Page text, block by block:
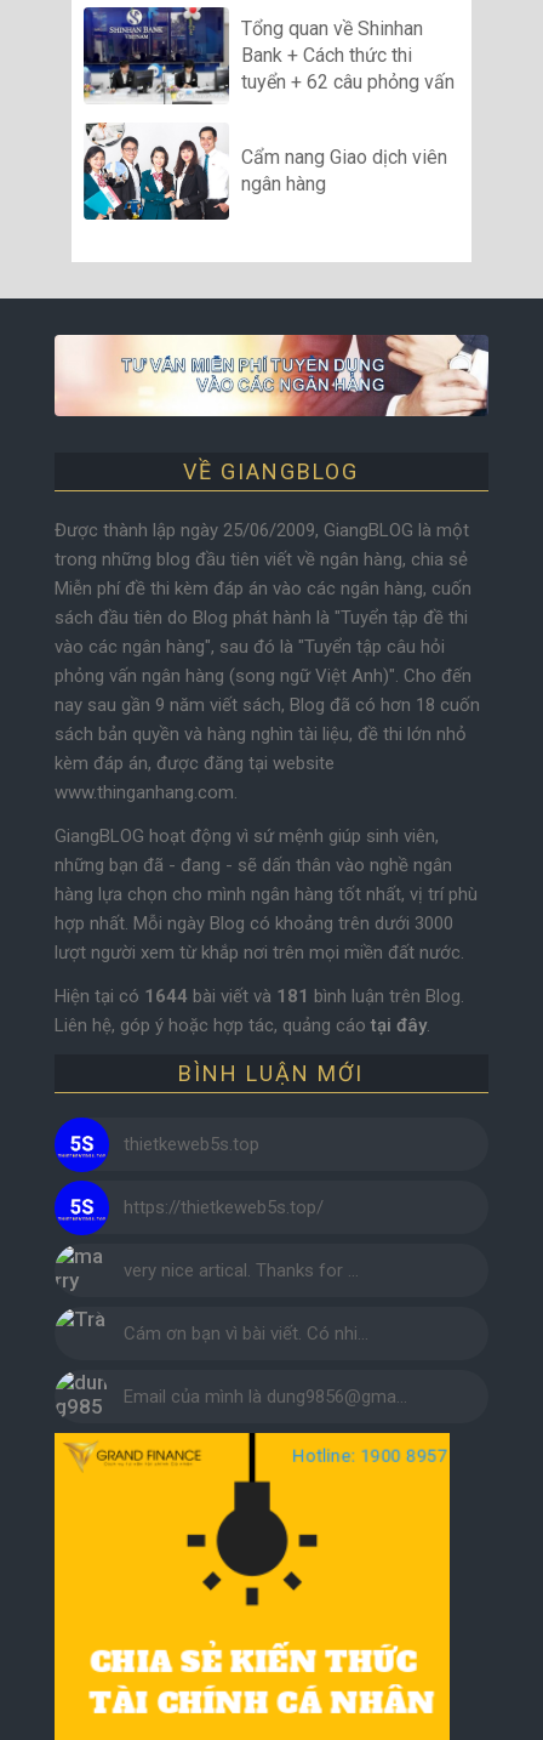
Tổng quan về Shinhan
Bank + Cách thức thi
tuyển + 62 câu phỏng vấn
Cẩm nang Giao dịch viên
ngân hàng
VỀ GIANGBLOG
Được thành lập ngày 25/06/2009, GiangBLOG là một
trong những blog đầu tiên viết về ngân hàng, chia sẻ
Miễn phí đề thi kèm đáp án vào các ngân hàng, cuốn
sách đầu tiên do Blog phát hành là "Tuyển tập đề thi
vào các ngân hàng", sau đó là "Tuyển tập câu hỏi
phỏng vấn ngân hàng (song ngữ Việt Anh)". Cho đến
nay sau gần 9 năm viết sách, Blog đã có hơn 18 cuốn
sách bản quyền và hàng nghìn tài liệu, đề thi lớn nhỏ
kèm đáp án, được đăng tại website
www.thinganhang.com.
GiangBLOG hoạt động vì sứ mệnh giúp sinh viên,
những bạn đã - đang - sẽ dấn thân vào nghề ngân
hàng lựa chọn cho mình ngân hàng tốt nhất, vị trí phù
hợp nhất. Mỗi ngày Blog có khoảng trên dưới 3000
lượt người xem từ khắp nơi trên mọi miền đất nước.
Hiện tại có 1644bài viết và 181 bình luận trên Blog.
Liên hệ, góp ý hoặc hợp tác, quảng cáotại đây.
BÌNH LUẬN MỚI
thietkeweb5s.top
https://thietkeweb5s.top/
very nice artical. Thanks for …
Cám ơn bạn vì bài viết. Có nhi…
Email của mình là dung9856@gma…